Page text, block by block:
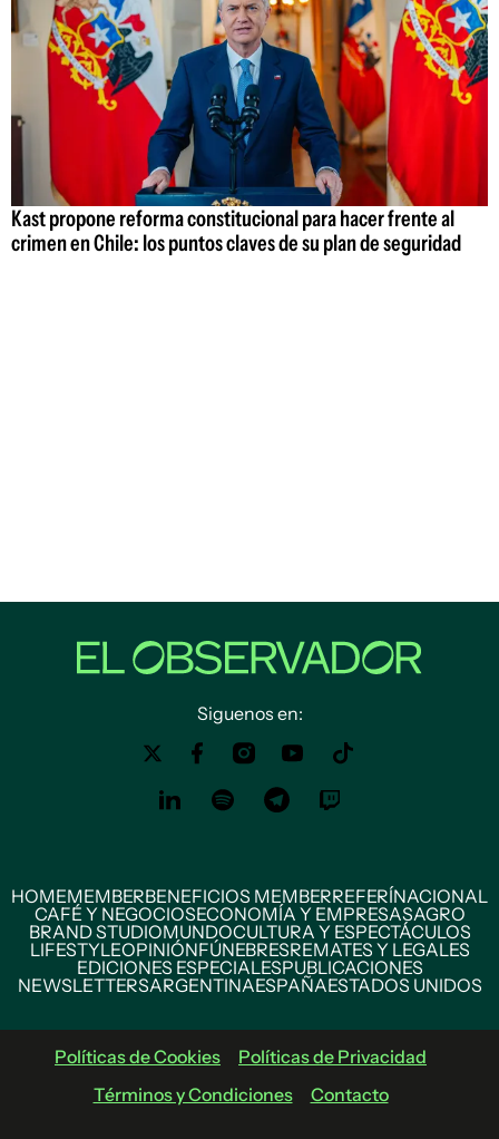
Kast propone reforma constitucional para hacer frente al
crimen en Chile: los puntos claves de su plan de seguridad
Siguenos en:
HOMEMEMBERBENEFICIOS MEMBERREFERÍNACIONAL
CAFÉ Y NEGOCIOSECONOMÍA Y EMPRESASAGRO
BRAND STUDIOMUNDOCULTURA Y ESPECTÁCULOS
LIFESTYLEOPINIÓNFÚNEBRESREMATES Y LEGALES
EDICIONES ESPECIALESPUBLICACIONES
NEWSLETTERSARGENTINAESPAÑAESTADOS UNIDOS
Políticas de Cookies
Políticas de Privacidad
Términos y Condiciones
Contacto